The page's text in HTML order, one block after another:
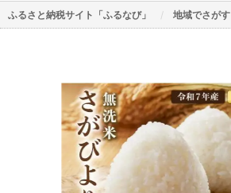
ふるさと納税サイト「ふるなび」 地域でさがす